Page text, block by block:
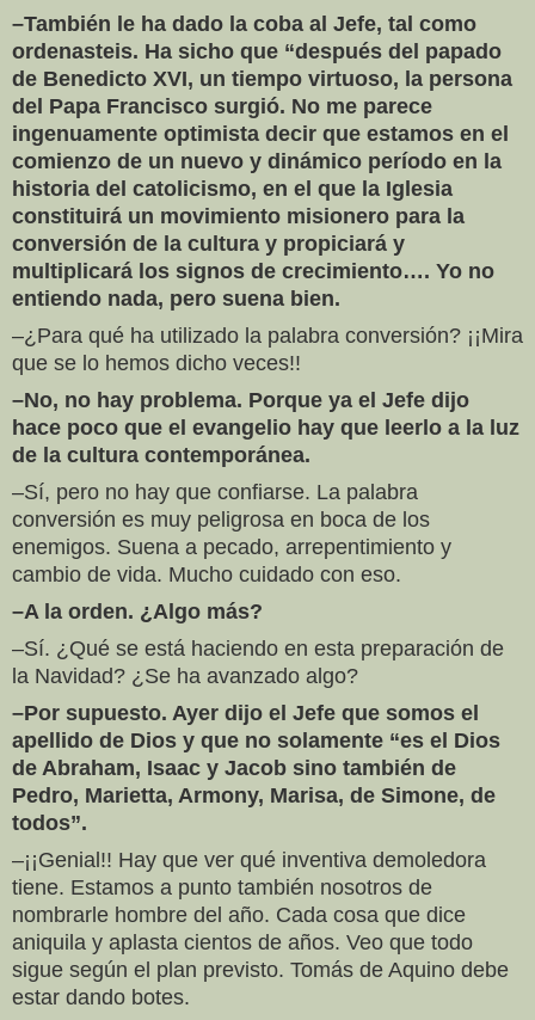
–También le ha dado la coba al Jefe, tal como
ordenasteis. Ha sicho que “después del papado
de Benedicto XVI, un tiempo virtuoso, la persona
del Papa Francisco surgió. No me parece
ingenuamente optimista decir que estamos en el
comienzo de un nuevo y dinámico período en la
historia del catolicismo, en el que la Iglesia
constituirá un movimiento misionero para la
conversión de la cultura y propiciará y
multiplicará los signos de crecimiento…. Yo no
entiendo nada, pero suena bien.
–¿Para qué ha utilizado la palabra conversión? ¡¡Mira
que se lo hemos dicho veces!!
–No, no hay problema. Porque ya el Jefe dijo
hace poco que el evangelio hay que leerlo a la luz
de la cultura contemporánea.
–Sí, pero no hay que confiarse. La palabra
conversión es muy peligrosa en boca de los
enemigos. Suena a pecado, arrepentimiento y
cambio de vida. Mucho cuidado con eso.
–A la orden. ¿Algo más?
–Sí. ¿Qué se está haciendo en esta preparación de
la Navidad? ¿Se ha avanzado algo?
–Por supuesto. Ayer dijo el Jefe que somos el
apellido de Dios y que no solamente “es el Dios
de Abraham, Isaac y Jacob sino también de
Pedro, Marietta, Armony, Marisa, de Simone, de
todos”.
–¡¡Genial!! Hay que ver qué inventiva demoledora
tiene. Estamos a punto también nosotros de
nombrarle hombre del año. Cada cosa que dice
aniquila y aplasta cientos de años. Veo que todo
sigue según el plan previsto. Tomás de Aquino debe
estar dando botes.